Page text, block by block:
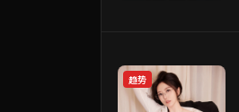
趋势